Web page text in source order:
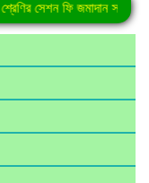
সেশন ফি জমাদান সংক্রান্ত